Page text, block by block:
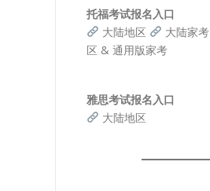
托福考试报名入口
大陆地区
大陆家考
区 & 通用版家考
雅思考试报名入口
大陆地区